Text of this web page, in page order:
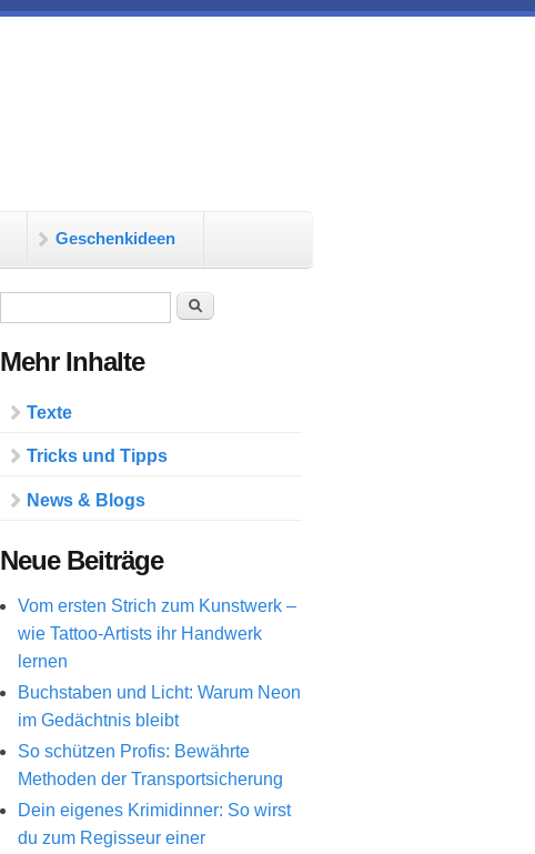
Geschenkideen
Suche
Mehr Inhalte
Texte
Tricks und Tipps
News & Blogs
Neue Beiträge
Vom ersten Strich zum Kunstwerk –
wie Tattoo-Artists ihr Handwerk
lernen
Buchstaben und Licht: Warum Neon
im Gedächtnis bleibt
So schützen Profis: Bewährte
Methoden der Transportsicherung
Dein eigenes Krimidinner: So wirst
du zum Regisseur einer